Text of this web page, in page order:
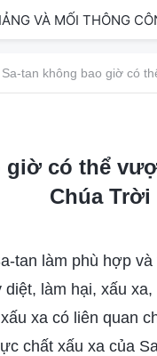
VÀ MỐI THÔNG
tan không bao giờ có
giờ có thể
Chúa Trời
tan làm phù hợp
diệt, làm hại, xấu
xa có liên quan
chất xấu xa của